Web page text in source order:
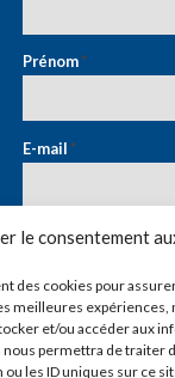
le consentement
des cookies pour
meilleures expériences,
et/ou accéder aux
permettra de traiter
les ID uniques sur ce
Prénom*
E-mail*